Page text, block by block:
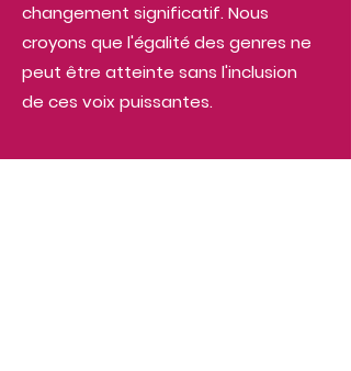
changement significatif. Nous
croyons que l'égalité des genres ne
peut être atteinte sans l'inclusion
de ces voix puissantes.